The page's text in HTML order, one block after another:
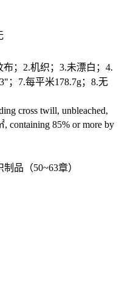
；2.机织；3.未漂白；4.
；7.每平米178.7g；8.无
cross twill, unbleached,
, containing 85% or more by
品（50~63章）